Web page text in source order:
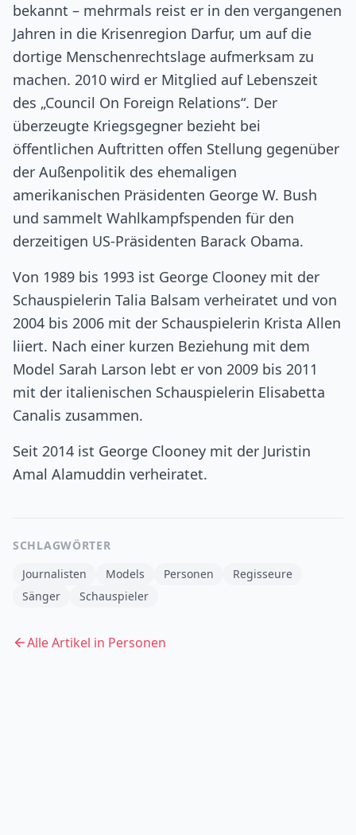
bekannt – mehrmals reist er in den vergangenen
Jahren in die Krisenregion Darfur, um auf die
dortige Menschenrechtslage aufmerksam zu
machen. 2010 wird er Mitglied auf Lebenszeit
des „Council On Foreign Relations“. Der
überzeugte Kriegsgegner bezieht bei
öffentlichen Auftritten offen Stellung gegenüber
der Außenpolitik des ehemaligen
amerikanischen Präsidenten George W. Bush
und sammelt Wahlkampfspenden für den
derzeitigen US-Präsidenten Barack Obama.
Von 1989 bis 1993 ist George Clooney mit der
Schauspielerin Talia Balsam verheiratet und von
2004 bis 2006 mit der Schauspielerin Krista Allen
liiert. Nach einer kurzen Beziehung mit dem
Model Sarah Larson lebt er von 2009 bis 2011
mit der italienischen Schauspielerin Elisabetta
Canalis zusammen.
Seit 2014 ist George Clooney mit der Juristin
Amal Alamuddin verheiratet.
SCHLAGWÖRTER
Journalisten
Models Personen
Regisseure
Sänger
Schauspieler
Alle Artikel in Personen